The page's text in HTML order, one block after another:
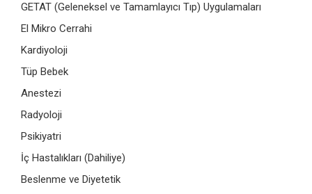
GETAT (Geleneksel ve Tamamlayıcı Tıp) Uygulamaları
El Mikro Cerrahi
Kardiyoloji
Tüp Bebek
Anestezi
Radyoloji
Psikiyatri
İç Hastalıkları (Dahiliye)
Beslenme ve Diyetetik